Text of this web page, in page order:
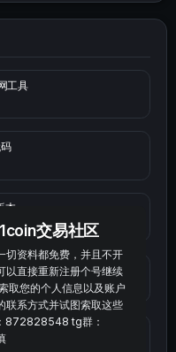
工具
本
多指标共振趋势自动交
交易社区
切资料都免费，并且不开
以直接重新注册个号继续
取您的个人信息以及账户
联系方式并试图索取这些
872828548 tg群：